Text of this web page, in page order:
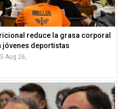
reduce la grasa corporal
jóvenes deportistas
Aug 26,